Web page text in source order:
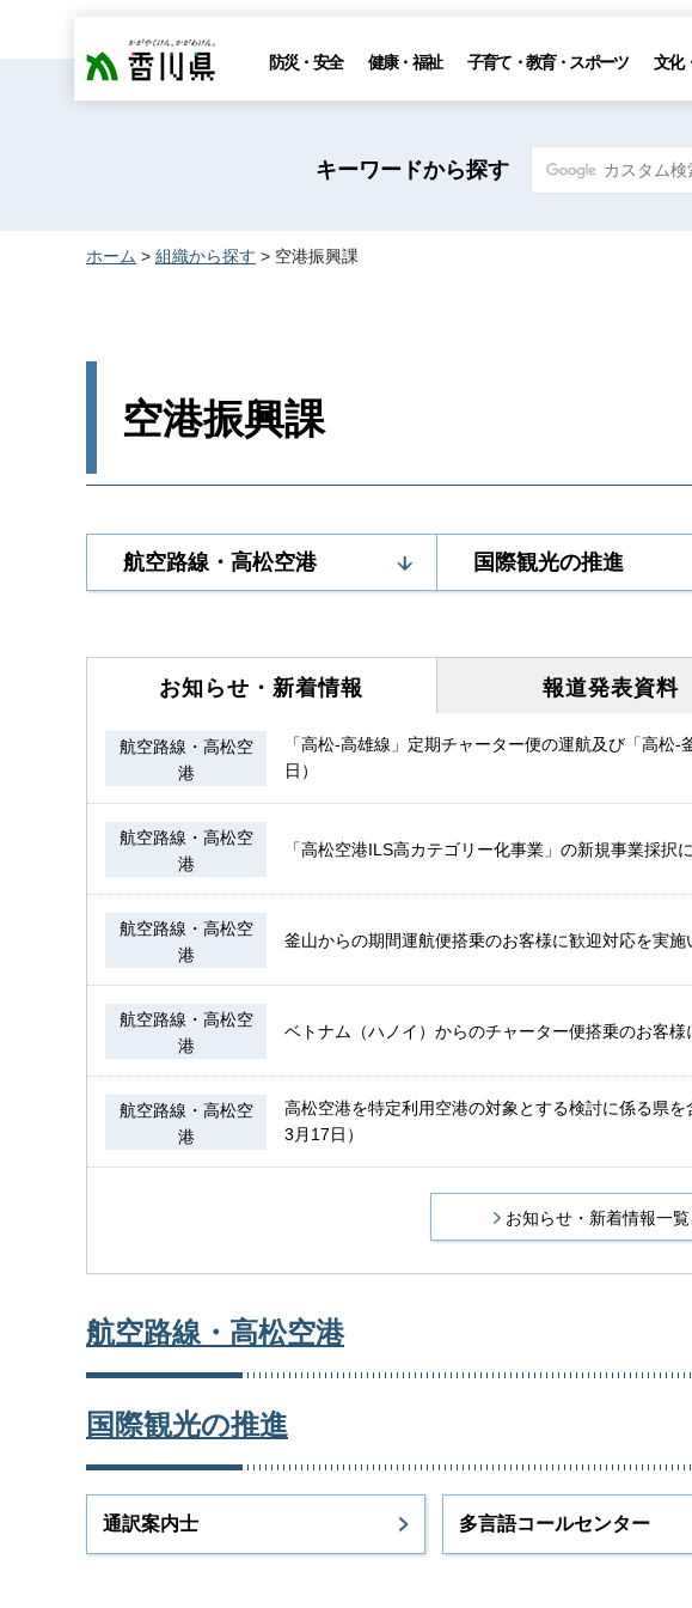
香川県 防災・安全 健康・福祉 子育て・教育・スポーツ 文化
キーワードから探す
ホーム > 組織から探す > 空港振興課
空港振興課
航空路線・高松空港 国際観光の推進
お知らせ・ 新着情報
航空路線・高松空
港
「高松-高雄線」定期チャーター便の運航及び「高松
日）
航空路線・高松空
港
「高松空港ILS高カテゴリー化事業」の新規事業採択
航空路線・高松空
港
釜山からの期間運航便搭乗のお客様に歓迎対応を実施
航空路線・高松空
港
ベトナム（ハノイ）からのチャーター便搭乗のお客
航空路線・高松空
港
高松空港を特定利用空港の対象とする検討に係る県
3月17日）
お知らせ・新着情報一
報道発表資料
航空路線・高松空港
国際観光の推進
通訳案内士 多言語コールセンター